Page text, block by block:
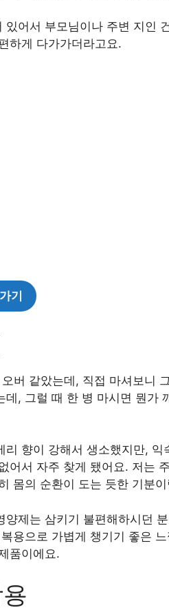
어서 부모님이나 주변 지인
하게 다가가더라고요.
기
오버 같았는데, 직접 마셔보
, 그럴 때 한 병 마시면 뭔
향이 강해서 생소했지만,
어서 자주 찾게 됐어요. 저는
몸의 순환이 도는 듯한 기분
제는 삼키기 불편해하시던
용으로 가볍게 챙기기 좋은
품이에요.